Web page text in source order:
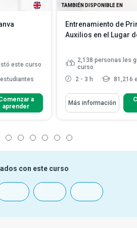
este curso
a
aprender
TAMBIÉN DISPONIBLE EN
Entrenamiento de
Auxilios en el Lugar
2,138 personas les
curso
2 - 3 h
81,216
Más información
con este curso